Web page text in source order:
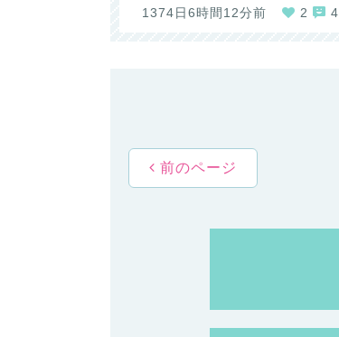
1374日6時間12分前 2 4
前のページ